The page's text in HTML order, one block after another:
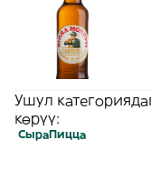
Ушул
көрүү:
СыраПицца